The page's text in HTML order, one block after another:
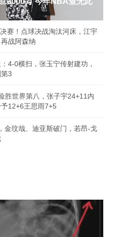
赛！点球决战淘汰河床，江宇
战阿森纳
4-0横扫，张玉宁传射建功，
3
胜世界第八，张子宇24+11内
12+6王思雨7+5
金玟哉、迪亚斯破门，若昂-戈